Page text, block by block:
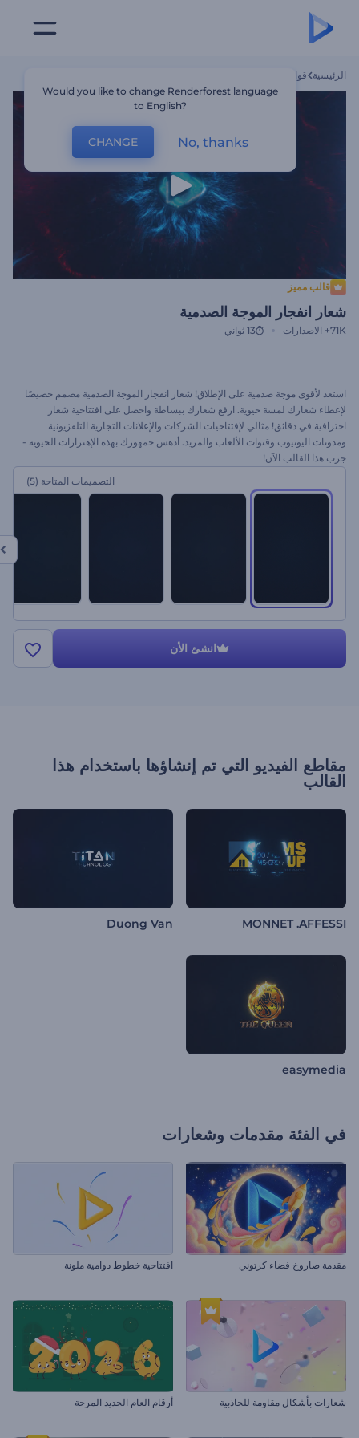
الرئيسية قوالب
قالب مميز
شعار انفجار الموجة الصدمية
71K+ الاصدارات 13 ثواني
استعد لأقوى موجة صدمية على الإطلاق! شعار انفجار الموجة الصدمية مصمم خصيصًا
لإعطاء شعارك لمسة حيوية. ارفع شعارك ببساطة واحصل على افتتاحية شعار
احترافية في دقائق! مثالي لإفتتاحيات الشركات والإعلانات التجارية التلفزيونية
ومدونات اليوتيوب وقنوات الألعاب والمزيد. أدهش جمهورك بهذه الإهتزازات الحيوية -
جرب هذا القالب الآن!
التصميمات المتاحة (5)
انشئ الأن
مقاطع الفيديو التي تم إنشاؤها باستخدام هذا
القالب
MONNET .AFFESSI
Duong Van
easymedia
في الفئة مقدمات وشعارات
مقدمة صاروخ فضاء كرتوني افتتاحية خطوط دوامية ملونة
شعارات بأشكال مقاومة للجاذبية أرقام العام الجديد المرحة
Would you like to change Renderforest language
to English?
CHANGE No, thanks